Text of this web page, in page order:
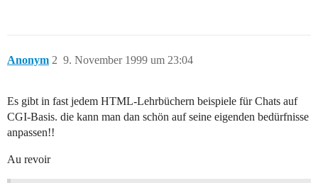
Anonym 9. November 1999 um 23:04
2
Es gibt in fast jedem HTML-Lehrbüchern beispiele für Chats auf
CGI-Basis. die kann man dan schön auf seine eigenden bedürfnisse
anpassen!!
Au revoir